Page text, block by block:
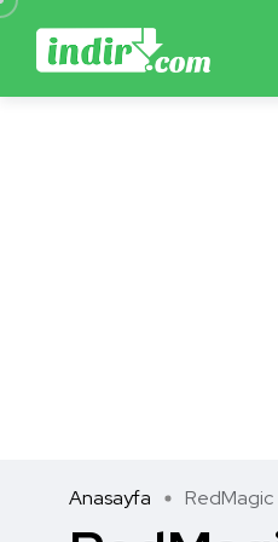
Anasayfa RedMagic